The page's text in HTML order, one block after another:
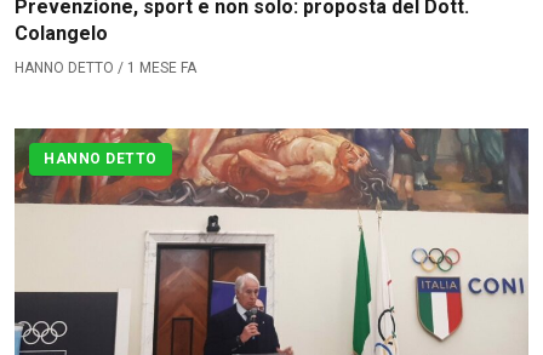
Prevenzione, sport e non solo: proposta del Dott.
Colangelo
HANNO DETTO / 1 MESE FA
HANNO DETTO